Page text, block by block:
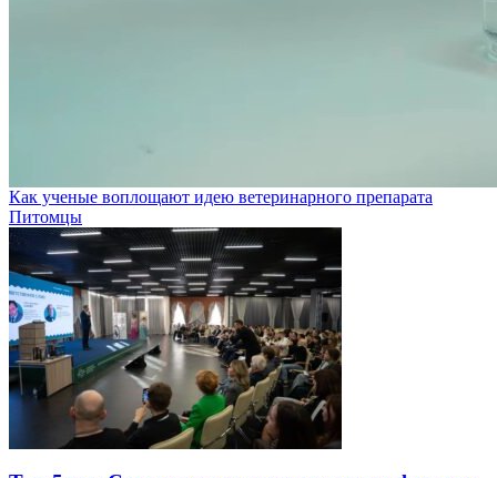
Как ученые воплощают идею ветеринарного препарата
Питомцы